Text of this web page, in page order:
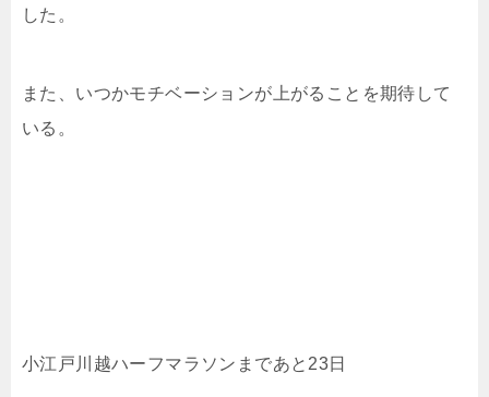
した。
また、いつかモチベーションが上がることを期待して
いる。
小江戸川越ハーフマラソンまであと23日